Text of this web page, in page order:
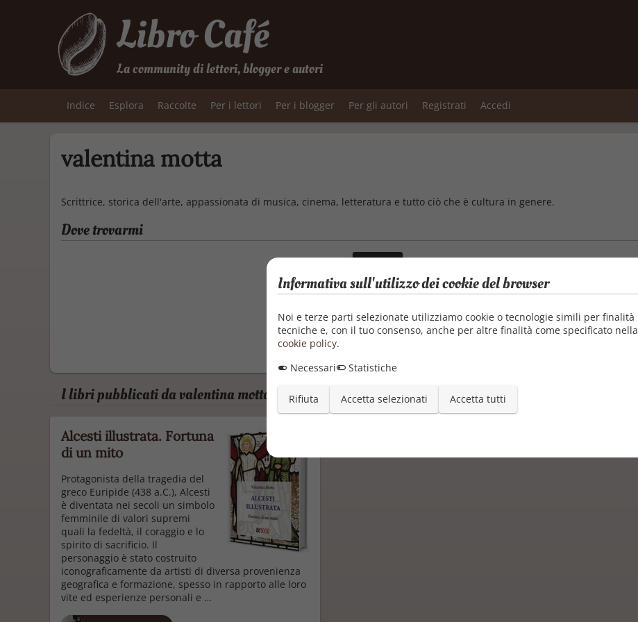
Libro Café
La community di lettori, blogger e autori
Indice Esplora Raccolte Per i lettori Per i blogger Per gli autori Registrati Accedi
valentina motta
Scrittrice, storica dell'arte, appassionata di musica, cinema, letteratura e tutto ciò che è cultura in genere.
Dove trovarmi
I libri pubblicati da valentina motta
Alcesti illustrata. Fortuna
di un mito
Protagonista della tragedia del
greco Euripide (438 a.C.), Alcesti
è diventata nei secoli un simbolo
femminile di valori supremi
quali la fedeltà, il coraggio e lo
spirito di sacrificio. Il
personaggio è stato costruito
iconograficamente da artisti di diversa provenienza
geografica e formazione, spesso in rapporto alle loro
vite ed esperienze personali e …
Informativa sull'utilizzo dei cookie del browser
Noi e terze parti selezionate utilizziamo cookie o tecnologie simili per finalità
tecniche e, con il tuo consenso, anche per altre finalità come specificato nella
cookie policy.
Necessari
Statistiche
Rifiuta Accetta selezionati Accetta tutti